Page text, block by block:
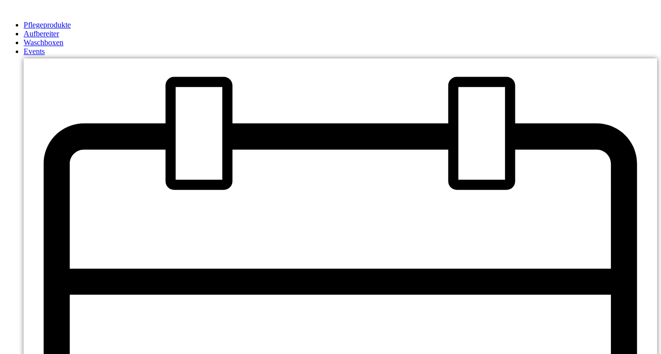
springenPflegeprodukte
Aufbereiter
Waschboxen
Events